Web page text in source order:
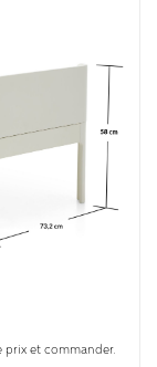
prix et commander.